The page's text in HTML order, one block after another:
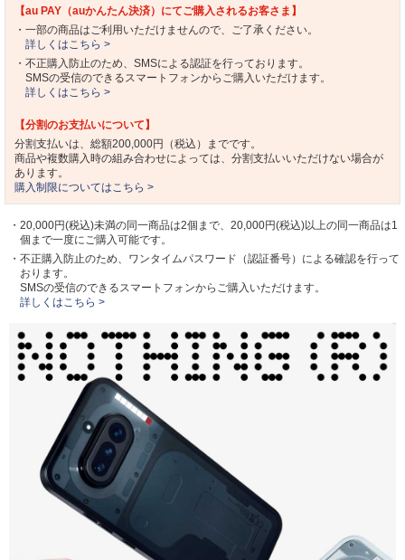
【au PAY（auかんたん決済）にてご購入されるお客さま】
・一部の商品はご利用いただけませんので、ご了承ください。
詳しくはこちら >
・不正購入防止のため、SMSによる認証を行っております。
SMSの受信のできるスマートフォンからご購入いただけます。
詳しくはこちら >
【分割のお支払いについて】
分割支払いは、総額200,000円（税込）までです。
商品や複数購入時の組み合わせによっては、分割支払いいただけない場合が
あります。
購入制限についてはこちら >
・20,000円(税込)未満の同一商品は2個まで、20,000円(税込)以上の同一商品は1
個まで一度にご購入可能です。
・不正購入防止のため、ワンタイムパスワード（認証番号）による確認を行って
おります。
SMSの受信のできるスマートフォンからご購入いただけます。
詳しくはこちら >